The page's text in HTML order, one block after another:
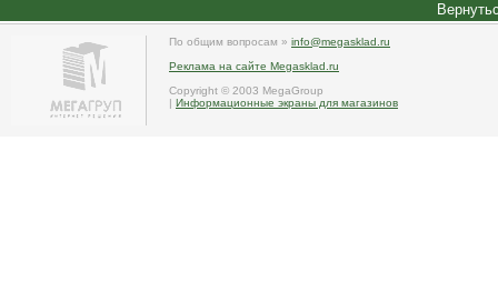
По общим вопросам » info@megasklad.ru
Реклама на сайте Megasklad.ru
Copyright © 2003 MegaGroup
| Информационные экраны для магазинов